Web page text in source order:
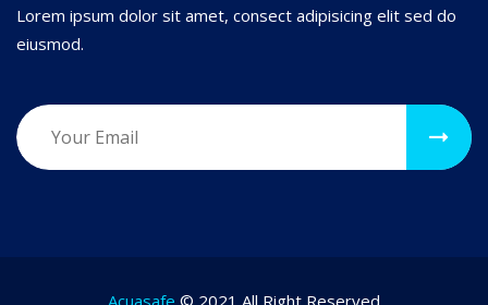
Lorem ipsum dolor sit amet, consect adipisicing elit sed do
eiusmod.
Acuasafe © 2021 All Right Reserved